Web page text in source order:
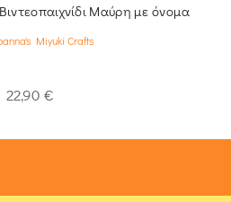
Μαύρη με όνομα
Miyuki Crafts
22,90 €